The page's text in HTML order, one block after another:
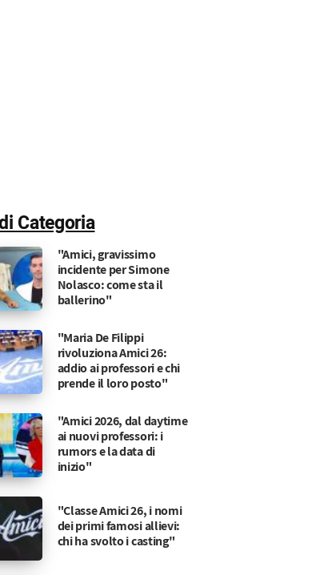
Categoria
"Amici, gravissimo
incidente per Simone
Nolasco: come sta il
ballerino"
"Maria De Filippi
rivoluziona Amici 26:
addio ai professori e chi
prende il loro posto"
"Amici 2026, dal daytime
ai nuovi professori: i
rumors e la data di
inizio"
"Classe Amici 26, i nomi
dei primi famosi allievi:
chi ha svolto i casting"